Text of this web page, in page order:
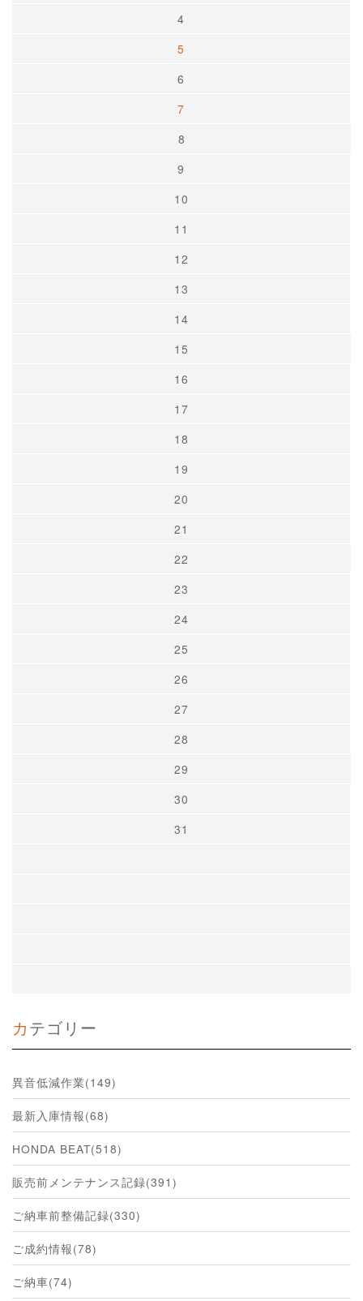
4
5
6
7
8
9
10
11
12
13
14
15
16
17
18
19
20
21
22
23
24
25
26
27
28
29
30
31
カテゴリー
異音低減作業(149)
最新入庫情報(68)
HONDA BEAT(518)
販売前メンテナンス記録(391)
ご納車前整備記録(330)
ご成約情報(78)
ご納車(74)